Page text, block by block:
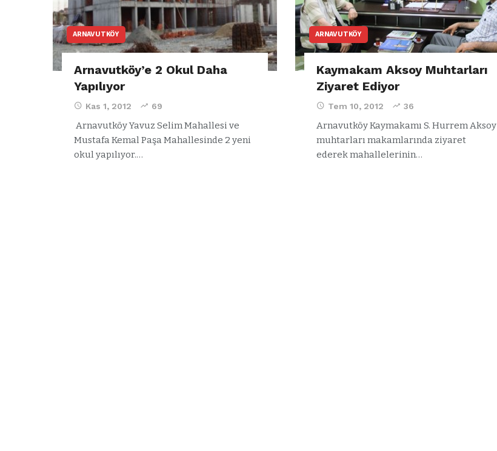
ARNAVUTKÖY
Arnavutköy’e 2 Okul Daha
Yapılıyor
Kas 1, 2012 69
Arnavutköy Yavuz Selim Mahallesi ve
Mustafa Kemal Paşa Mahallesinde 2 yeni
okul yapılıyor.…
ARNAVUTKÖY
Kaymakam Aksoy Muhtarları
Ziyaret Ediyor
Tem 10, 2012 36
Arnavutköy Kaymakamı S. Hurrem Aksoy
muhtarları makamlarında ziyaret
ederek mahallelerinin…